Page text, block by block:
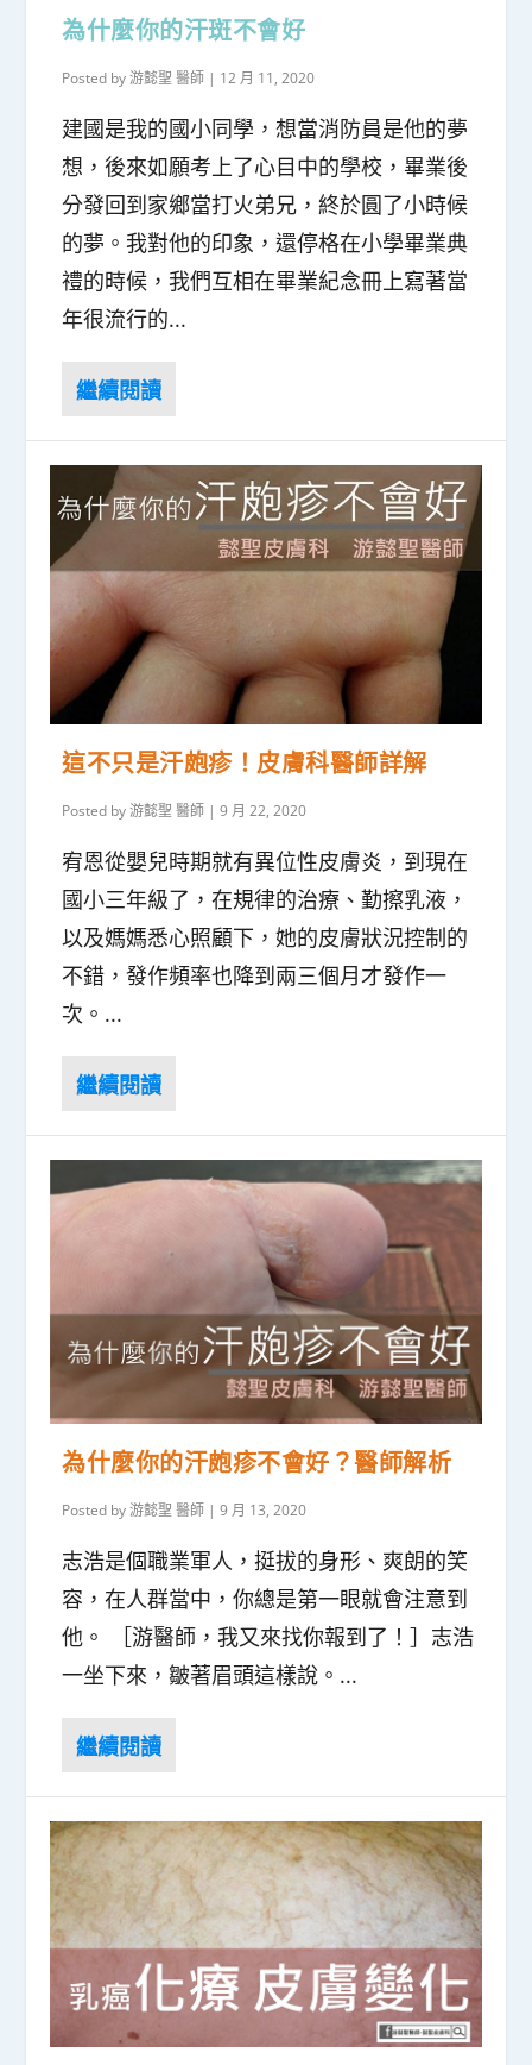
為什麼你的汗斑不會好
Posted by游懿聖 醫師 | 12 月 11, 2020
建國是我的國小同學，想當消防員是他的夢
想，後來如願考上了心目中的學校，畢業後
分發回到家鄉當打火弟兄，終於圓了小時候
的夢。我對他的印象，還停格在小學畢業典
禮的時候，我們互相在畢業紀念冊上寫著當
年很流行的...
這不只是汗皰疹！皮膚科醫師詳解
Posted by游懿聖 醫師 |9 月 22, 2020
宥恩從嬰兒時期就有異位性皮膚炎，到現在
國小三年級了，在規律的治療、勤擦乳液，
以及媽媽悉心照顧下，她的皮膚狀況控制的
不錯，發作頻率也降到兩三個月才發作一
次。...
為什麼你的汗皰疹不會好？醫師解析
Posted by游懿聖 醫師 |9 月 13, 2020
志浩是個職業軍人，挺拔的身形、爽朗的笑
容，在人群當中，你總是第一眼就會注意到
他。 ［游醫師，我又來找你報到了！］志浩
一坐下來，皺著眉頭這樣說。...